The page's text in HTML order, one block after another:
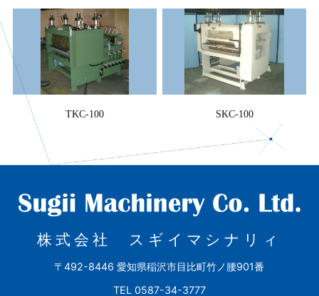
TKC-100 SKC-100
株式会社 スギイマシナリィ
〒492-8446 愛知県稲沢市目比町竹ノ腰901番
TEL 0587-34-3777